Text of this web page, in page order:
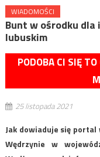
WIADOMOŚCI
Bunt w ośrodku
lubuskim
PODOBA CI SIĘ
25 listopada 2021
Jak dowiaduje się
Wędrzynie w